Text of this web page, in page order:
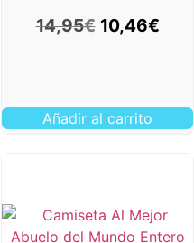
14,95€ 10,46€
Añadir al carrito